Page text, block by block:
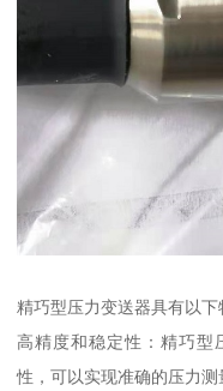
精巧型压力变送器具有以下
高精度和稳定性：精巧型
性，可以实现准确的压力测